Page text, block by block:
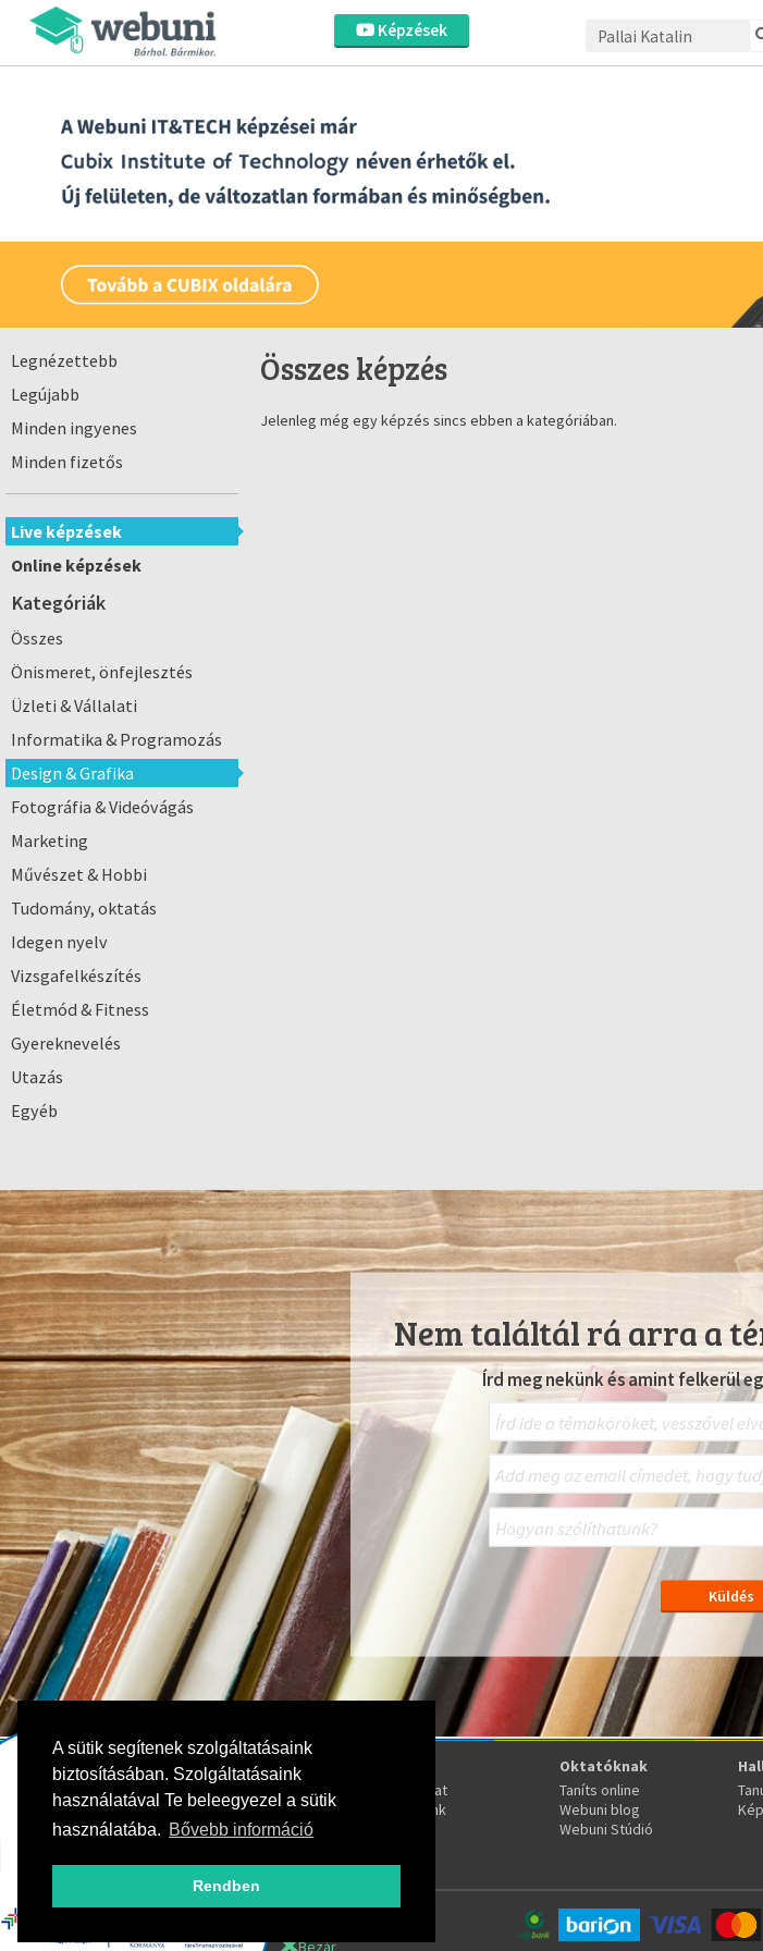
A sütik segítenek szolgáltatásaink
biztosításában. Szolgáltatásaink
használatával Te beleegyezel a sütik
használatába. Bővebb információ
Rendben
Képzések
Legnézettebb
Legújabb
Minden ingyenes
Minden fizetős
Live képzések
Online képzések
Kategóriák
Összes
Önismeret, önfejlesztés
Üzleti & Vállalati
Informatika & Programozás
Design & Grafika
Fotográfia & Videóvágás
Marketing
Művészet & Hobbi
Tudomány, oktatás
Idegen nyelv
Vizsgafelkészítés
Életmód & Fitness
Gyereknevelés
Utazás
Egyéb
Összes képzés
Jelenleg még egy képzés sincs ebben a kategóriában.
Bezár
Nem találtál rá arra a
Írd meg nekünk és amint felkerül
Kövess bennünket!
Kapcsolat
Oktatóink
Oktatóknak
Taníts online
Webuni blog
Webuni Stúdió